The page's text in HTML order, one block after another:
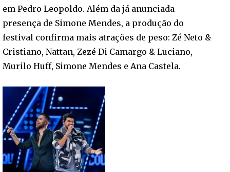
em Pedro Leopoldo. Além da já anunciada
presença de Simone Mendes, a produção do
festival confirma mais atrações de peso: Zé Neto &
Cristiano, Nattan, Zezé Di Camargo & Luciano,
Murilo Huff, Simone Mendes e Ana Castela.